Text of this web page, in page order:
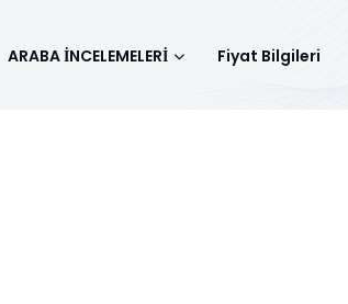
ARABA İNCELEMELERİ Fiyat Bilgileri